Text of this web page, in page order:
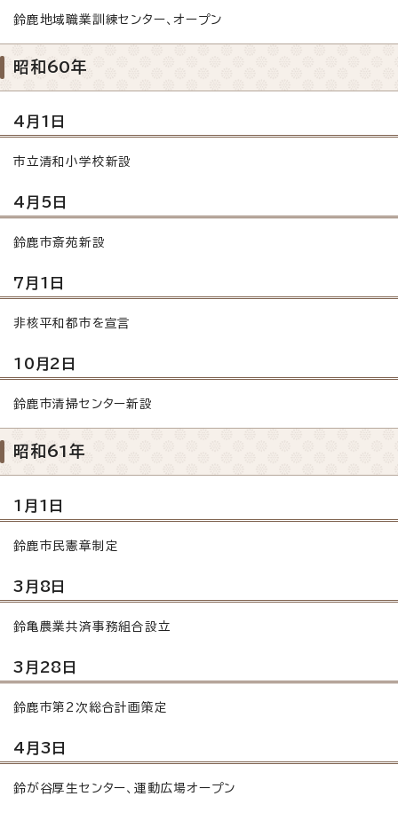
鈴鹿地域職業訓練センター、オープン
昭和60年
4月1日
市立清和小学校新設
4月5日
鈴鹿市斎苑新設
7月1日
非核平和都市を宣言
10月2日
鈴鹿市清掃センター新設
昭和61年
1月1日
鈴鹿市民憲章制定
3月8日
鈴亀農業共済事務組合設立
3月28日
鈴鹿市第2次総合計画策定
4月3日
鈴が谷厚生センター、運動広場オープン